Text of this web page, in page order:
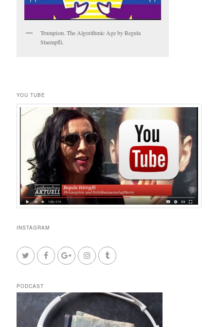
Trumpism. The Algorithmic Age by Regula
Staempfli.
YOU TUBE
INSTAGRAM
PODCAST